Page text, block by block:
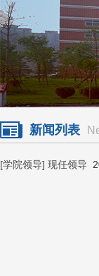
新闻列表
[学院领导] 现任领导